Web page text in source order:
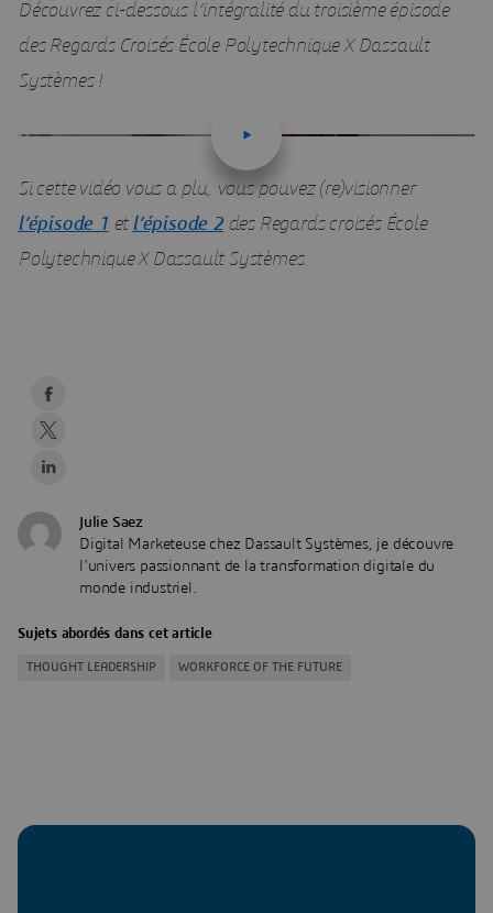
Découvrez ci-dessous l’intégralité du troisième épisode
des Regards Croisés École Polytechnique X Dassault
Systèmes !
Si cette vidéo vous a plu, vous pouvez (re)visionner
l’épisode 1 et l’épisode 2des Regards croisés École
Polytechnique X Dassault Systèmes.
Julie Saez
Digital Marketeuse chez Dassault Systèmes, je découvre
l'univers passionnant de la transformation digitale du
monde industriel.
Sujets abordés dans cet article
THOUGHT LEADERSHIP WORKFORCE OF THE FUTURE